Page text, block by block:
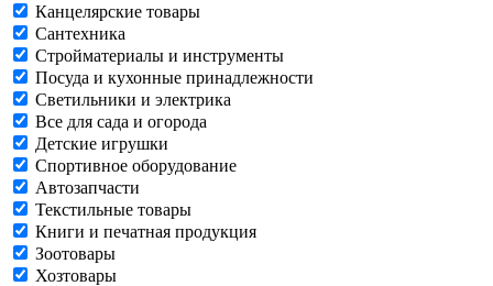
Канцелярские товары
Сантехника
Стройматериалы и инструменты
Посуда и кухонные принадлежности
Светильники и электрика
Все для сада и огорода
Детские игрушки
Спортивное оборудование
Автозапчасти
Текстильные товары
Книги и печатная продукция
Зоотовары
Хозтовары